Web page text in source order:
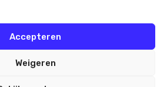
Accepteren
Weigeren